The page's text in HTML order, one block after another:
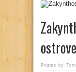
ostrove
Posted by: